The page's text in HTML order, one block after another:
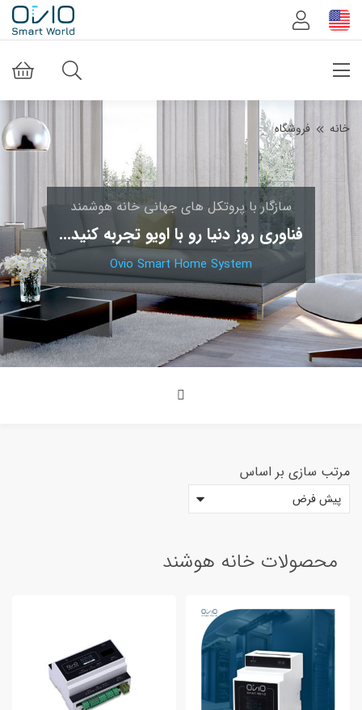
خانه فروشگاه
فناوری روز دنیا رو با اویو تجربه کنید...
Ovio Smart Home System
سازگار با پروتکل های جهانی خانه هوشمند
مرتب سازی بر اساس
محصولات خانه هوشند
<span>دسته بندی محصولات<span>
دستگاه آزمایشگاه
سنسور و ابزار اندازه گیری
کلید و پریز هوشمند
محصولات صنعتی